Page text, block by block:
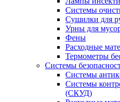
Системы
Сушилки для
Урны для
Фены
Расходные
Термометры
Системы
Системы
Системы
(СКУД)